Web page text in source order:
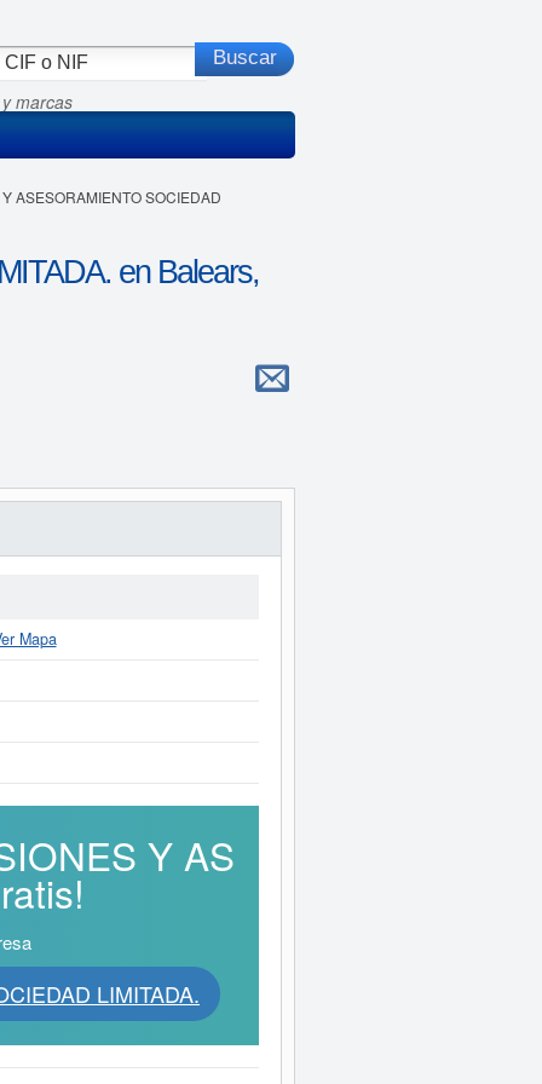
marcas
ASESORAMIENTO SOCIEDAD
en Balears,
Mapa
Y AS
LIMITADA.